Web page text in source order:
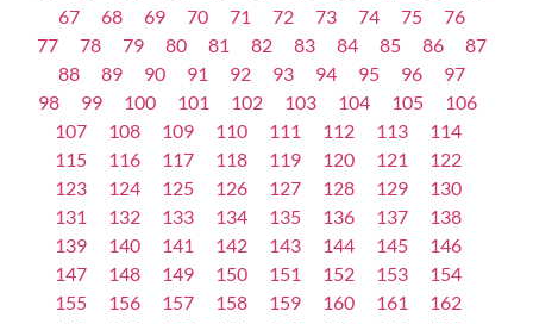
67
68 69 70 71 72 73 74 75
76
77
78 79 80 81 82 83 84 85 86
87
88
89 90 91 92 93 94 95 96
97
98
99 100 101 102 103 104 105
106
107
108 109 110 111 112 113
114
115
116 117 118 119 120 121
122
123
124 125 126 127 128 129
130
131
132 133 134 135 136 137
138
139
140 141 142 143 144 145
146
147
148 149 150 151 152 153
154
155
156 157 158 159 160 161
162